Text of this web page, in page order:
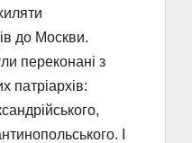
до Москви.
переконані з
патріархів:
І